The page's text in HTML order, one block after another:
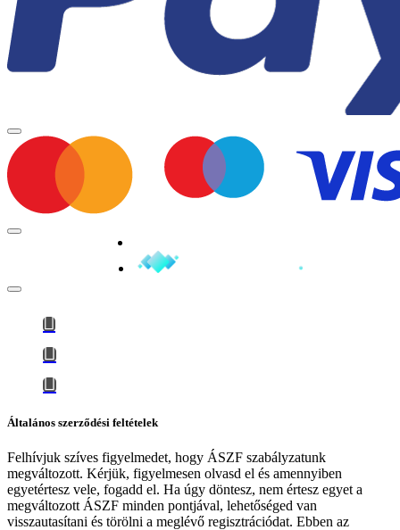
Általános szerződési feltételek
Felhívjuk szíves figyelmedet, hogy ÁSZF szabályzatunk
megváltozott. Kérjük, figyelmesen olvasd el és amennyiben
egyetértesz vele, fogadd el. Ha úgy döntesz, nem értesz egyet a
megváltozott ÁSZF minden pontjával, lehetőséged van
visszautasítani és törölni a meglévő regisztrációdat. Ebben az